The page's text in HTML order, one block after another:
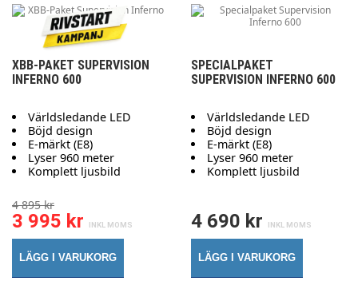
XBB-PAKET SUPERVISION
INFERNO 600
Världsledande LED
Böjd design
E-märkt (E8)
Lyser 960 meter
Komplett ljusbild
4 895 kr
3 995 kr
LÄGG I VARUKORG
SPECIALPAKET
SUPERVISION INFERNO 600
Världsledande LED
Böjd design
E-märkt (E8)
Lyser 960 meter
Komplett ljusbild
4 690 kr
LÄGG I VARUKORG